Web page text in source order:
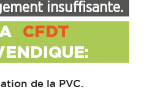
insuffisante.
CFDT
de la PVC.